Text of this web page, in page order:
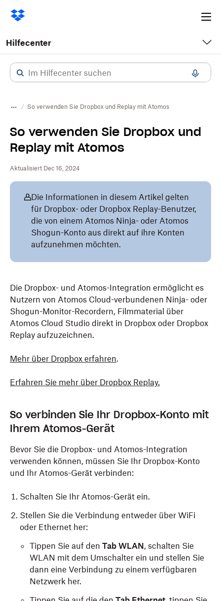
Hilfecenter
So verwenden Sie Dropbox und Replay mit Atomos
So verwenden Sie Dropbox und
Replay mit Atomos
Aktualisiert Dec 16, 2024
Die Informationen in diesem Artikel gelten
für Dropbox- oder Dropbox Replay-Benutzer,
die von einem Atomos Ninja- oder Atomos
Shogun-Konto aus direkt auf ihre Konten
aufzunehmen möchten.
Die Dropbox- und Atomos-Integration ermöglicht es
Nutzern von Atomos Cloud-verbundenen Ninja- oder
Shogun-Monitor-Recordern, Filmmaterial über
Atomos Cloud Studio direkt in Dropbox oder Dropbox
Replay aufzuzeichnen.
Mehr über Dropbox erfahren.
Erfahren Sie mehr über Dropbox Replay.
So verbinden Sie Ihr Dropbox-Konto mit
Ihrem Atomos-Gerät
Bevor Sie die Dropbox- und Atomos-Integration
verwenden können, müssen Sie Ihr Dropbox-Konto
und Ihr Atomos-Gerät verbinden:
Schalten Sie Ihr Atomos-Gerät ein.
Stellen Sie die Verbindung entweder über WiFi
oder Ethernet her:
Tippen Sie auf den Tab WLAN, schalten Sie
WLAN mit dem Umschalter ein und stellen Sie
dann eine Verbindung zu einem verfügbaren
Netzwerk her.